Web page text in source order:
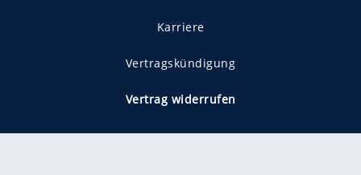
Karriere
Vertragskündigung
Vertrag widerrufen